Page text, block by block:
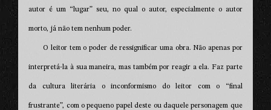
autor é um “lugar” seu, no qual o autor, especialmente o autor
morto, já não tem nenhum poder.
O leitor tem o poder de ressignificar uma obra. Não apenas por
interpretá-la à sua maneira, mas também por reagir a ela. Faz parte
da cultura literária o inconformismo do leitor com o “final
frustrante”, com o pequeno papel deste ou daquele personagem que